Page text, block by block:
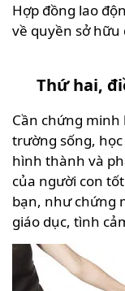
Hợp đồng lao
về quyền sở
Thứ hai,
Cần chứng minh
trường sống,
hình thành và
của người con
bạn, như chứng
giáo dục, tình